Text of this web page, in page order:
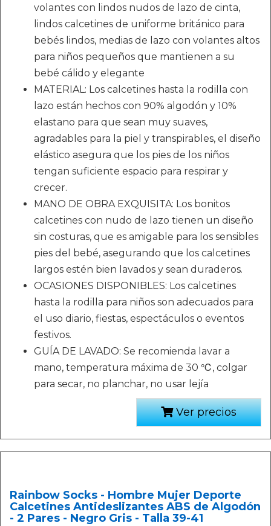
volantes con lindos nudos de lazo de cinta,
lindos calcetines de uniforme británico para
bebés lindos, medias de lazo con volantes altos
para niños pequeños que mantienen a su
bebé cálido y elegante
MATERIAL: Los calcetines hasta la rodilla con
lazo están hechos con 90% algodón y 10%
elastano para que sean muy suaves,
agradables para la piel y transpirables, el diseño
elástico asegura que los pies de los niños
tengan suficiente espacio para respirar y
crecer.
MANO DE OBRA EXQUISITA: Los bonitos
calcetines con nudo de lazo tienen un diseño
sin costuras, que es amigable para los sensibles
pies del bebé, asegurando que los calcetines
largos estén bien lavados y sean duraderos.
OCASIONES DISPONIBLES: Los calcetines
hasta la rodilla para niños son adecuados para
el uso diario, fiestas, espectáculos o eventos
festivos.
GUÍA DE LAVADO: Se recomienda lavar a
mano, temperatura máxima de 30 ℃, colgar
para secar, no planchar, no usar lejía
Ver precios
Rainbow Socks - Hombre Mujer Deporte
Calcetines Antideslizantes ABS de Algodón
- 2 Pares - Negro Gris - Talla 39-41